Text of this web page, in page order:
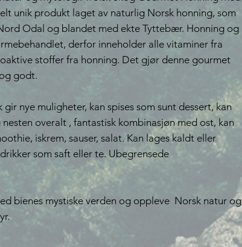
unik produkt laget av naturlig Norsk honning, som
Odal og blandet med ekte Tyttebær. Honning og
derfor inneholder alle vitaminer fra
stoffer fra honning. Det gjør denne gourmet
godt.
nye muligheter, kan spises som sunt dessert, kan
overalt , fantastisk kombinasjøn med ost, kan
iskrem, sauser, salat. Kan lages kaldt eller
som saft eller te. Ubegrensede
bienes mystiske verden og oppleve Norsk natur og